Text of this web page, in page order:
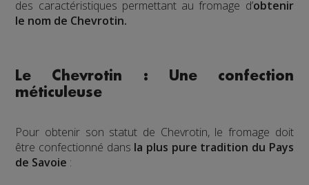
des caractéristiques permettant au fromage d’obtenir
le nom de Chevrotin.
Le Chevrotin : Une confection
méticuleuse
Pour obtenir son statut de Chevrotin, le fromage doit
être confectionné dans la plus pure tradition du Pays
de Savoie :